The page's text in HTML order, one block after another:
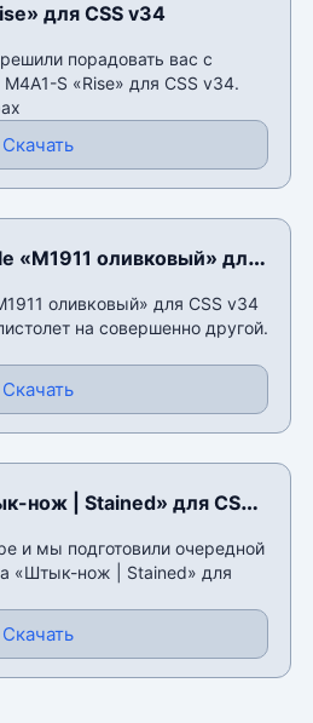
для CSS v34
порадовать вас с
S «Rise» для CSS v34.
Скачать
«M1911 оливковый» для
оливковый» для CSS v34
на совершенно другой.
Скачать
нож | Stained» для CSS
и мы подготовили очередной
«Штык-нож | Stained» для
Скачать